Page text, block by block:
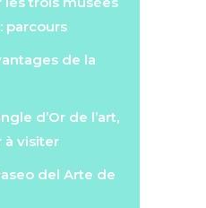
parcours
de la
d’Or de l’art,
à visiter
del Arte de